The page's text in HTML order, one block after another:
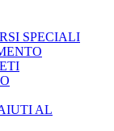
SPECIALI
AL